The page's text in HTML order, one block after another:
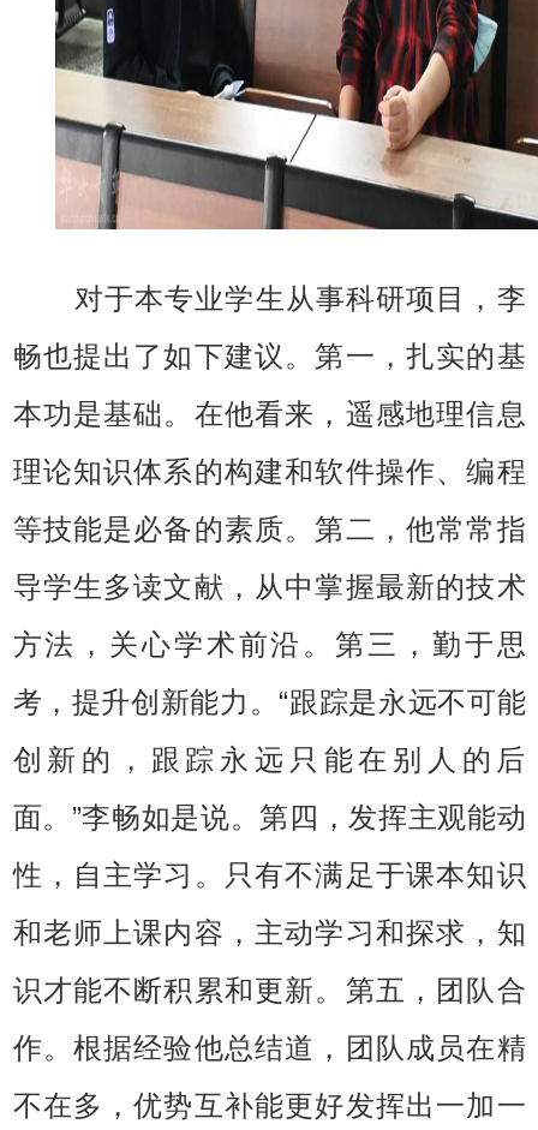
对于本专业学生从事科研项目，李
畅也提出了如下建议。第一，扎实的基
本功是基础。在他看来，遥感地理信息
理论知识体系的构建和软件操作、编程
等技能是必备的素质。第二，他常常指
导学生多读文献，从中掌握最新的技术
方法，关心学术前沿。第三，勤于思
考，提升创新能力。“跟踪是永远不可能
创新的，跟踪永远只能在别人的后
面。”李畅如是说。第四，发挥主观能动
性，自主学习。只有不满足于课本知识
和老师上课内容，主动学习和探求，知
识才能不断积累和更新。第五，团队合
作。根据经验他总结道，团队成员在精
不在多，优势互补能更好发挥出一加一